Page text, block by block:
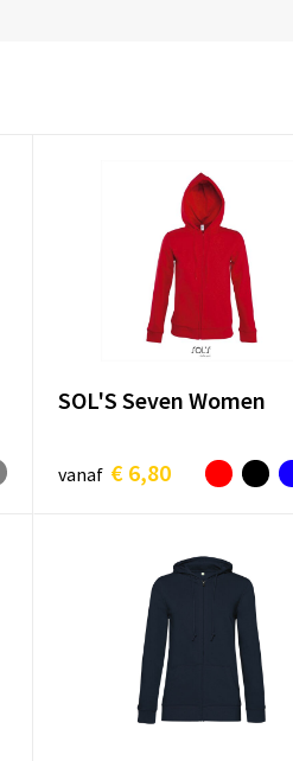
SOL'S Seven Women
vanaf € 6,80